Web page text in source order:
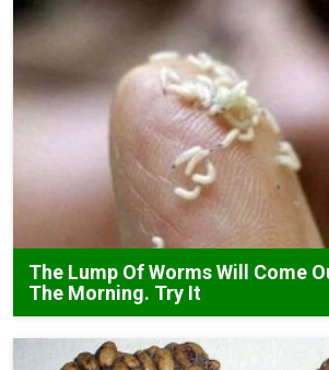
The Lump Of Worms Will Come
The Morning. Try It